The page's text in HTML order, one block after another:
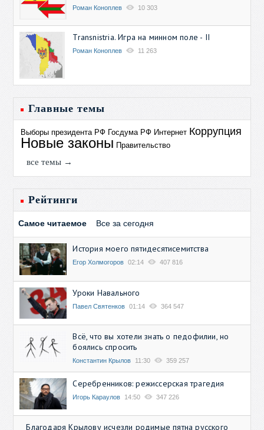
Роман Коноплев 10 303
Transnistria. Игра на минном поле - II
Роман Коноплев 11 263
Главные темы
Выборы президента РФ Госдума РФ Интернет Коррупция
Новые законы Правительство
все темы →
Рейтинги
Самое читаемое Все за сегодня
История моего пятидесятисемитства
Егор Холмогоров 02:14 407 816
Уроки Навального
Павел Святенков 01:14 364 547
Всё, что вы хотели знать о педофилии, но
боялись спросить
Константин Крылов 11:30 359 257
Серебренников: режиссерская трагедия
Игорь Караулов 14:50 347 226
Благодаря Крылову исчезли родимые пятна русского